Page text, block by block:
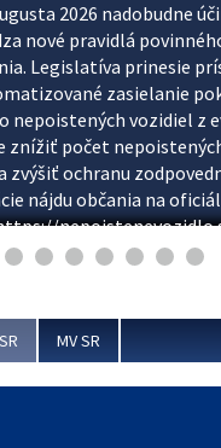
2026 nadobudne
nové pravidlá
Legislatíva prinesie
zasielanie
nepoistených vozidiel z
znížiť počet
zvýšiť ochranu
nájdu občania na
pribudne aj možnosť
MV SR